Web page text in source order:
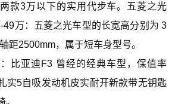
款3万以下的实用代步车。五菱之光
49万：五菱之光车型的长宽高分别为 3
距2500mm，属于短车身型号。
比亚迪F3 曾经的经典车型，保值率
实5自吸发动机皮实耐开新款带无钥匙